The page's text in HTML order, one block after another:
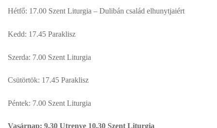
Hétfő: 17.00 Szent Liturgia – Dulibán család elhunytjaiért
Kedd: 17.45 Paraklisz
Szerda: 7.00 Szent Liturgia
Csütörtök: 17.45 Paraklisz
Péntek: 7.00 Szent Liturgia
Vasárnap: 9.30 Utrenye 10.30 Szent Liturgia